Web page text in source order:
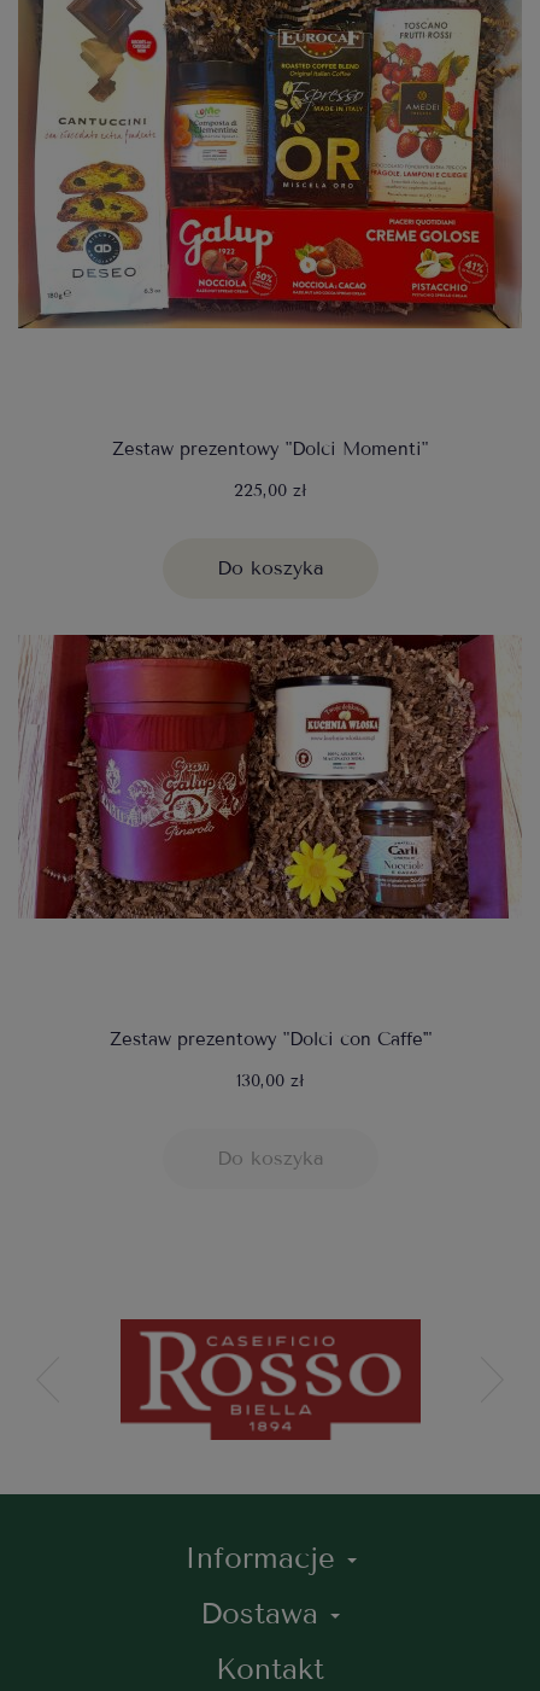
Zestaw prezentowy "Dolci Momenti"
225,00 zł
Do koszyka
Zestaw prezentowy "Dolci con Caffe'"
130,00 zł
Do koszyka
Informacje
Dostawa
Kontakt